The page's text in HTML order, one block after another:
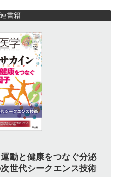
書籍
動と健康をつなぐ分泌
世代シークエンス技術